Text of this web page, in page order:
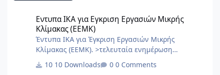
Εντυπα ΙΚΑ για Εγκριση Εργασιών Μικρής
Κλίμακας (ΕΕΜΚ)
Έντυπα ΙΚΑ για Έγκριση Εργασιών Μικρής
Κλίμακας (ΕΕΜΚ). >τελευταία ενημέρωση
10/2017< 8.Τεχνική Εκθεση I.K.A.docx
2.3.Εξουσιοδότηση αίτησης – δήλωσης
10 Downloads 0 Comments